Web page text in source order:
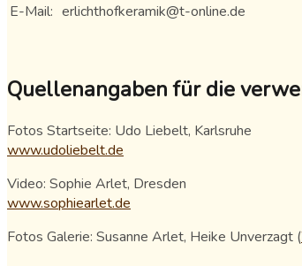
E-Mail: erlichthofkeramik@t-online.de
Quellenangaben für die
Fotos Startseite: Udo Liebelt, Karlsruhe
www.udoliebelt.de
Video: Sophie Arlet, Dresden
www.sophiearlet.de
Fotos Galerie: Susanne Arlet, Heike Unverzagt (